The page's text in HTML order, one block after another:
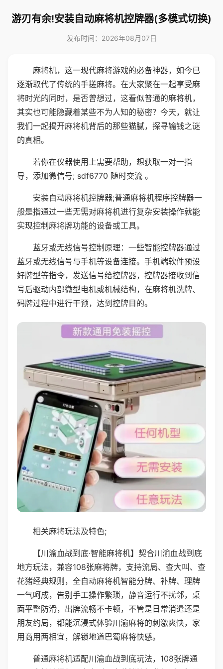
游刃有余!安装自动麻将机控牌器(多模式切换)
发布时间：2026年08月07日
麻将机，这一现代麻将游戏的必备神器，如今已
逐渐取代了传统的手搓麻将。在大家聚在一起享受麻
将时光的同时，是否曾想过，这看似普通的麻将机，
其实也可能隐藏着某些不为人知的秘密？今天，就让
我们一起揭开麻将机背后的那些猫腻，探寻输钱之谜
的真相。
若你在仪器使用上需要帮助，想获取一对一指
导，添加微信号; sdf6770 随时交流 。
安装自动麻将机控牌器;普通麻将机程序控牌器一
般是指通过一些无需对麻将机进行复杂安装操作就能
实现控制麻将牌功能的设备或工具。
蓝牙或无线信号控制原理：一些智能控牌器通过
蓝牙或无线信号与手机等设备连接。手机端软件预设
好牌型等指令，发送信号给控牌器，控牌器接收到信
号后驱动内部微型电机或机械结构，在麻将机洗牌、
码牌过程中进行干预，达到控牌目的。
相关麻将玩法及特色;
【川渝血战到底·智能麻将机】契合川渝血战到底
地方玩法，兼容108张麻将牌，支持流局、查大叫、查
花猪经典规则，全自动麻将机智能分牌、补牌、理牌
一气呵成，告别手工操作繁琐，静音运行不扰邻，桌
面平整防滑，出牌流畅不卡顿，不管是日常消遣还是
朋友约局，都能沉浸式体验川渝麻将的刺激爽快，家
用商用两相宜，解锁地道巴蜀麻将快感。
普通麻将机适配川渝血战到底玩法，108张牌通